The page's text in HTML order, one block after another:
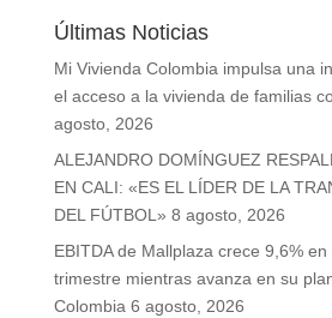
Últimas Noticias
Mi Vivienda Colombia impulsa una
el acceso a la vivienda de familias
agosto, 2026
ALEJANDRO DOMÍNGUEZ
EN CALI: «ES EL LÍDER DE LA
DEL FÚTBOL» 8 agosto, 2026
EBITDA de Mallplaza crece 9,6%
trimestre mientras avanza en su
Colombia 6 agosto, 2026